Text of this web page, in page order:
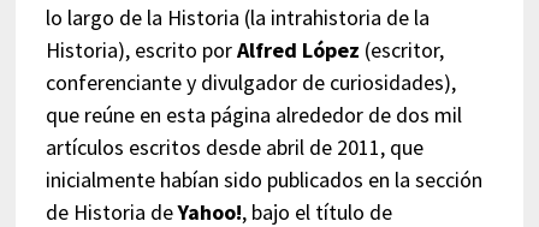
lo largo de la Historia (la intrahistoria de la
Historia), escrito porAlfred López (escritor,
conferenciante y divulgador de curiosidades),
que reúne en esta página alrededor de dos mil
artículos escritos desde abril de 2011, que
inicialmente habían sido publicados en la sección
de Historia deYahoo!, bajo el título de